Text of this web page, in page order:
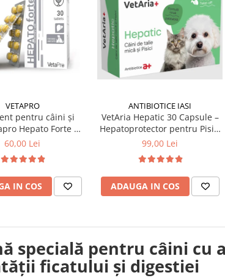
VETAPRO
pentru câini și
Hepato Forte 30
tablete
60,00 Lei
IN COS
ANTIBIOTICE IASI
VetAria Hepatic 30 Capsule –
Hepatoprotector pentru Pisici
și Câini de Talie Mică
99,00 Lei
ADAUGA IN COS
specială pentru câini cu
ficatului și digestiei